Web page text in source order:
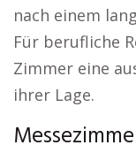
nach einem
Für berufliche
Zimmer eine
ihrer Lage.